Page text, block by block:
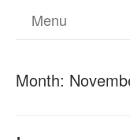
Menu
Month: